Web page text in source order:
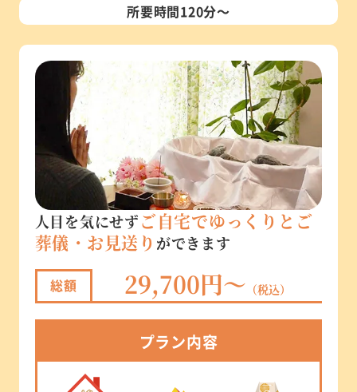
所要時間120分～
人目を気にせずご自宅でゆっくりとご
葬儀・お見送り ができます
総額 29,700円～ （税込）
プラン内容